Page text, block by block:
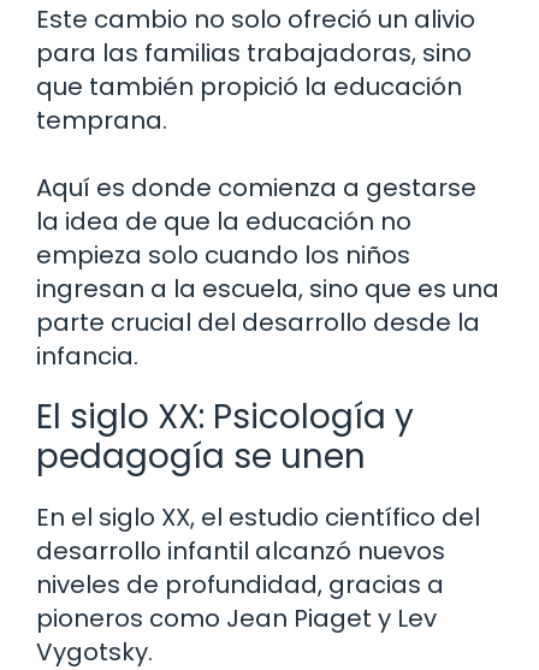
Este cambio no solo ofreció un alivio
para las familias trabajadoras, sino
que también propició la educación
temprana.
Aquí es donde comienza a gestarse
la idea de que la educación no
empieza solo cuando los niños
ingresan a la escuela, sino que es una
parte crucial del desarrollo desde la
infancia.
El siglo XX: Psicología y
pedagogía se unen
En el siglo XX, el estudio científico del
desarrollo infantil alcanzó nuevos
niveles de profundidad, gracias a
pioneros como Jean Piaget y Lev
Vygotsky.